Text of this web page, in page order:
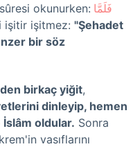
okunurken: فَلَمَّا
işitir işitmez: "Şehadet
bir söz
birkaç yiğit,
dinleyip, hemen
oldular. Sonra
vasıflarını